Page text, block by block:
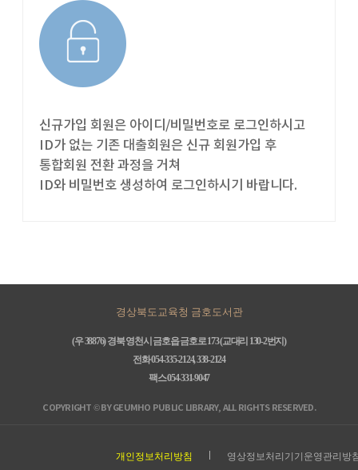
신규가입 회원은 아이디/비밀번호로 로그인하시고
ID가 없는 기존 대출회원은 신규 회원가입 후
통합회원 전환 과정을 거쳐
ID와 비밀번호 생성하여 로그인하시기 바랍니다.
경상북도교육청 금호도서관
(우 38876) 경북 영천시 금호읍 금호로 173 (교대리 130-2번지)
전화 054-335-2124, 338-2124
팩스 054-331-9047
COPYRIGHT © BY GEUMHO PUBLIC LIBRARY, ALL RIGHTS RESERVED.
개인정보처리방침 영상정보처리기기운영관리방